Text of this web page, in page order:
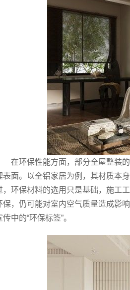
在环保性能方面，部分全屋整装
表面。以全铝家居为例，其材质本
，环保材料的选用只是基础，施工
保，仍可能对室内空气质量造成影
传中的“环保标签”。